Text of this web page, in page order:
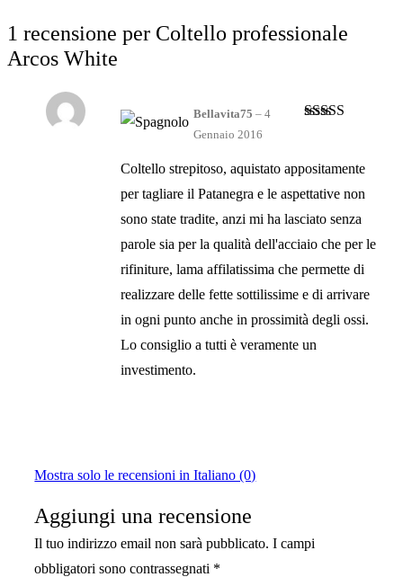
1 recensione per Coltello professionale
Arcos White
Bellavita75 – 4
Gennaio 2016
Coltello strepitoso, aquistato appositamente
per tagliare il Patanegra e le aspettative non
sono state tradite, anzi mi ha lasciato senza
parole sia per la qualità dell'acciaio che per le
rifiniture, lama affilatissima che permette di
realizzare delle fette sottilissime e di arrivare
in ogni punto anche in prossimità degli ossi.
Lo consiglio a tutti è veramente un
investimento.
Mostra solo le recensioni in Italiano (0)
Aggiungi una recensione
Il tuo indirizzo email non sarà pubblicato. I campi
obbligatori sono contrassegnati *